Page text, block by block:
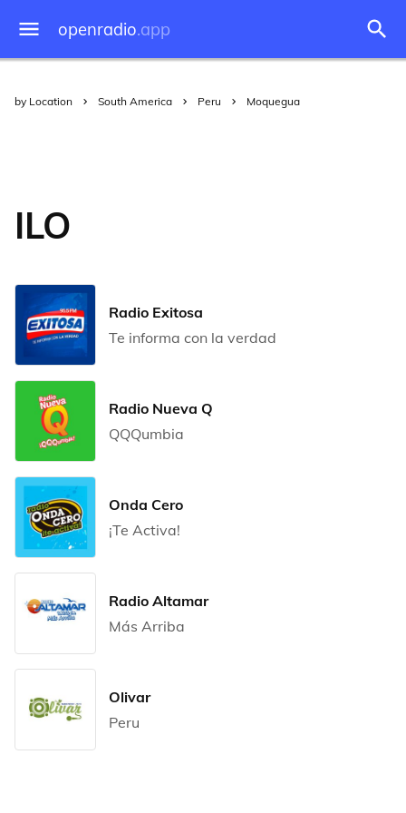
openradio.app
by Location South America Peru Moquegua
ILO
Radio Exitosa
Te informa con la verdad
Radio Nueva Q
QQQumbia
Onda Cero
¡Te Activa!
Radio Altamar
Más Arriba
Olivar
Peru